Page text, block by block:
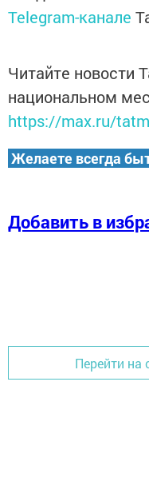
Telegram-канале
Читайте новости
национальном
https://max.ru/
Желаете всегда
Добавить в
Перейти на